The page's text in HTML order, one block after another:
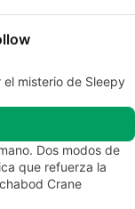
el misterio de Sleepy
Dos modos de
que refuerza la
Crane